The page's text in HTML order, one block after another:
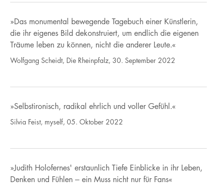
»Das monumental bewegende Tagebuch einer Künstlerin,
die ihr eigenes Bild dekonstruiert, um endlich die eigenen
Träume leben zu können, nicht die anderer Leute.«
Wolfgang Scheidt, Die Rheinpfalz, 30. September 2022
»Selbstironisch, radikal ehrlich und voller Gefühl.«
Silvia Feist, myself, 05. Oktober 2022
»Judith Holofernes' erstaunlich Tiefe Einblicke in ihr Leben,
Denken und Fühlen – ein Muss nicht nur für Fans«